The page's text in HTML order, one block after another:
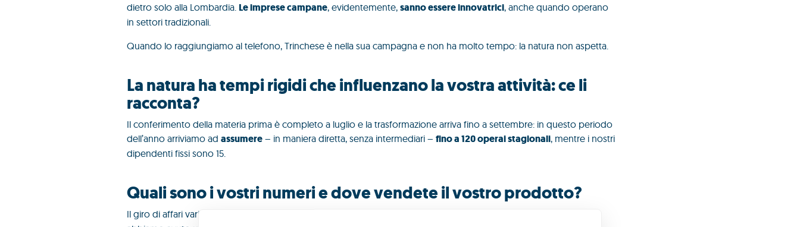
dietro solo alla Lombardia. Le imprese campane, evidentemente, sanno essere innovatrici, anche quando operano
in settori tradizionali.
Quando lo raggiungiamo al telefono, Trinchese è nella sua campagna e non ha molto tempo: la natura non aspetta.
La natura ha tempi rigidi che influenzano la vostra attività: ce li
racconta?
Il conferimento della materia prima è completo a luglio e la trasformazione arriva fino a settembre: in questo periodo
dell’anno arriviamo ad assumere – in maniera diretta, senza intermediari – fino a 120 operai stagionali, mentre i nostri
dipendenti fissi sono 15.
Quali sono i vostri numeri e dove vendete il vostro prodotto?
Il giro di affari varia tra i